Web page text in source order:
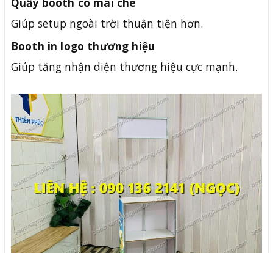
Giúp setup ngoài trời thuận tiện hơn.
Booth in logo thương hiệu
Giúp tăng nhận diện thương hiệu cực mạnh.